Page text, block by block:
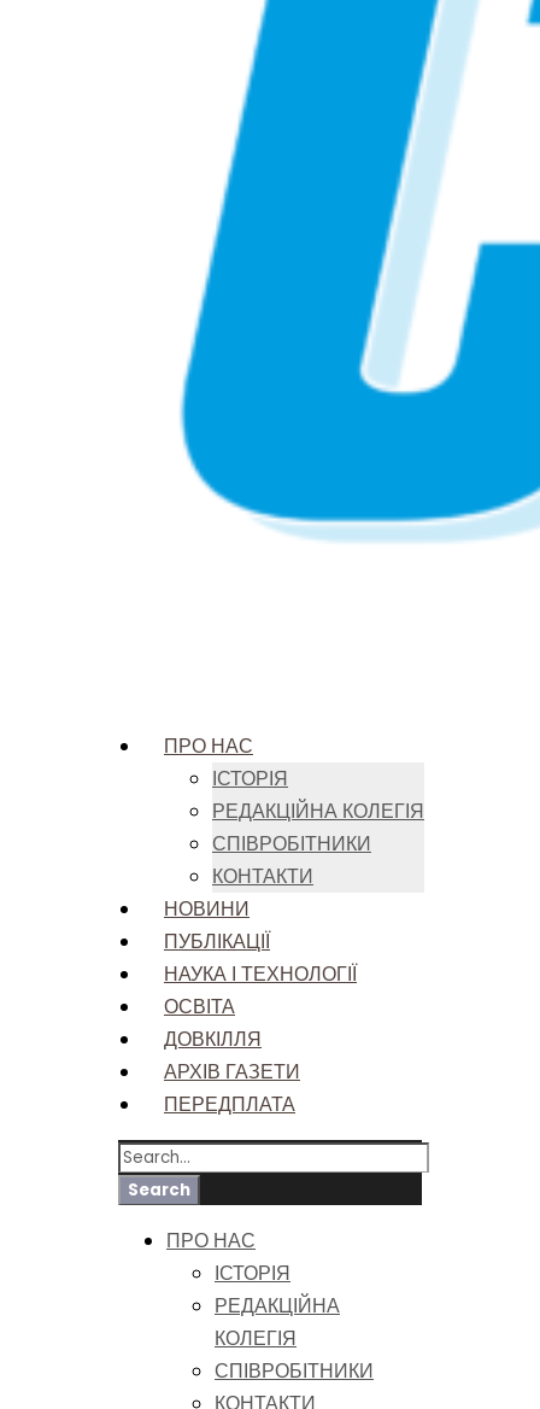
ПРО НАС
ІСТОРІЯ
РЕДАКЦІЙНА КОЛЕГІЯ
СПІВРОБІТНИКИ
КОНТАКТИ
НОВИНИ
ПУБЛІКАЦІЇ
НАУКА І ТЕХНОЛОГІЇ
ОСВІТА
ДОВКІЛЛЯ
АРХІВ ГАЗЕТИ
ПЕРЕДПЛАТА
ПРО НАС
ІСТОРІЯ
РЕДАКЦІЙНА
КОЛЕГІЯ
СПІВРОБІТНИКИ